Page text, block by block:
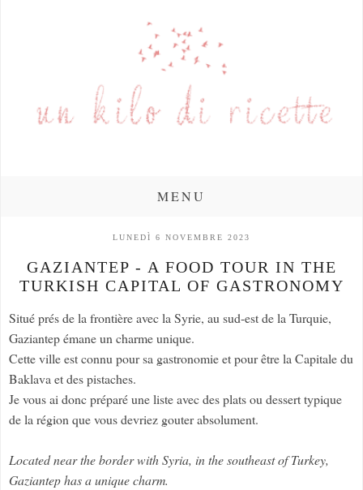
MENU
LUNEDÌ 6 NOVEMBRE 2023
GAZIANTEP - A FOOD TOUR IN THE
TURKISH CAPITAL OF GASTRONOMY
Situé prés de la frontière avec la Syrie, au sud-est de la Turquie,
Gaziantep émane un charme unique.
Cette ville est connu pour sa gastronomie et pour être la Capitale du
Baklava et des pistaches.
Je vous ai donc préparé une liste avec des plats ou dessert typique
de la région que vous devriez gouter absolument.
Located near the border with Syria, in the southeast of Turkey,
Gaziantep has a unique charm.